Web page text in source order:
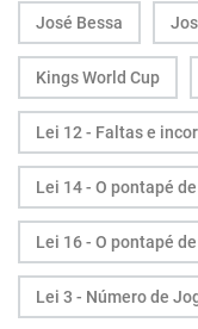
José Bessa
Kings World Cup
Lei 12 - Faltas e
Lei 14 - O pontapé
Lei 16 - O pontapé
Lei 3 - Número de